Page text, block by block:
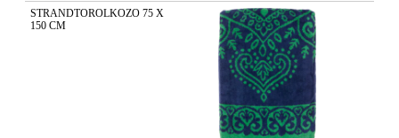
STRANDTOROLKOZO 75 X
150 CM